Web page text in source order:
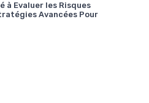
à Evaluer les Risques
Avancées Pour